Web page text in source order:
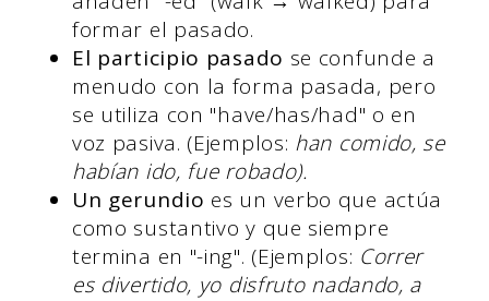
formar el pasado.
El participio pasado se confunde a
menudo con la forma pasada, pero
se utiliza con "have/has/had" o en
voz pasiva. (Ejemplos: han comido, se
habían ido, fue robado).
Un gerundio es un verbo que actúa
como sustantivo y que siempre
termina en "-ing". (Ejemplos: Correr
es divertido, yo disfruto nadando, a